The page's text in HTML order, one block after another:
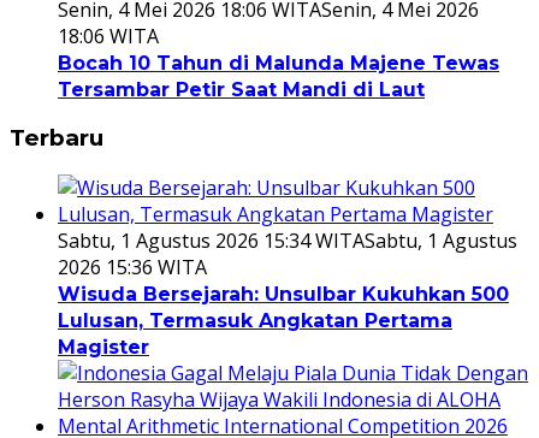
Senin, 4 Mei 2026 18:06 WITASenin, 4 Mei 2026
18:06 WITA
Bocah 10 Tahun di Malunda Majene Tewas
Tersambar Petir Saat Mandi di Laut
Terbaru
Sabtu, 1 Agustus 2026 15:34 WITASabtu, 1 Agustus
2026 15:36 WITA
Wisuda Bersejarah: Unsulbar Kukuhkan 500
Lulusan, Termasuk Angkatan Pertama
Magister